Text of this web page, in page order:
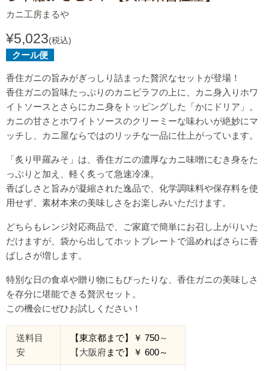
カニ工房まるや
¥5,023(税込)
クール便
香住ガニの旨みがぎっしり詰まった贅沢なセットが登場！
香住ガニの旨味たっぷりのカニピラフの上に、カニ身入りホワ
イトソースとさらにカニ身をトッピングした「かにドリア」。
カニの甘さとホワイトソースのクリーミーな味わいが絶妙にマ
ッチし、カニ屋ならではのリッチな一品に仕上がっています。
「炙り甲羅みそ」は、香住ガニの濃厚なカニ味噌にむき身をた
っぷりと加え、軽く炙って急速冷凍。
香ばしさと旨みが凝縮された逸品で、化学調味料や保存料を使
用せず、素材本来の美味しさをお楽しみいただけます。
どちらもレンジ対応商品で、ご家庭で簡単にお召し上がりいた
だけますが、袋から出してホットプレートで温めればさらに香
ばしさが増します。
特別な日の食卓や贈り物にもぴったりな、香住ガニの美味しさ
を存分に堪能できる贅沢セット。
この機会にぜひお試しください！
送料目
安
【東京都まで】￥ 750～
【大阪府まで】￥ 600～